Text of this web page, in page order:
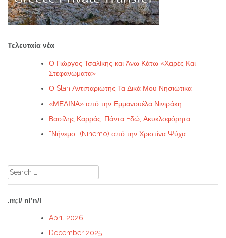
Τελευταία νέα
Ο Γιώργος Τσαλίκης και Άνω Κάτω «Χαρές Και
Στεφανώματα»
Ο Stan Αντιπαριώτης Τα Δικά Μου Νησιώτικα
«ΜΕΛΙΝΑ» από την Εμμανουέλα Νινιράκη
Βασίλης Καρράς. Πάντα Eδώ, Ακυκλοφόρητα
“Νήνεμο” (Ninemo) από την Χριστίνα Ψύχα
Search
for:
.m;l/ nl’n/l
April 2026
December 2025